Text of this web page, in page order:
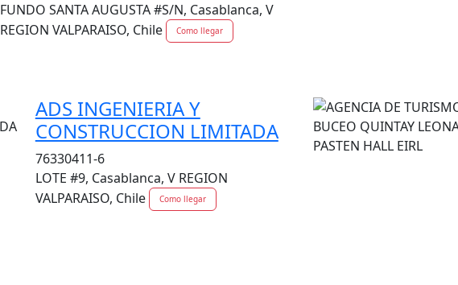
FUNDO SANTA AUGUSTA #S/N, Casablanca, V
REGION VALPARAISO, Chile
Como llegar
ADS INGENIERIA Y
CONSTRUCCION LIMITADA
76330411-6
LOTE #9, Casablanca, V REGION
VALPARAISO, Chile
Como llegar